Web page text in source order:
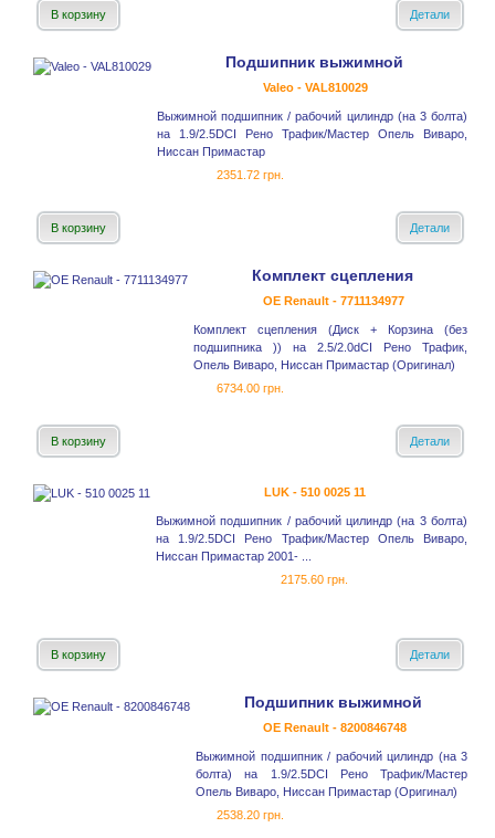
В корзину Детали
Подшипник выжимной
Valeo - VAL810029
Выжимной подшипник / рабочий цилиндр (на 3 болта)
на 1.9/2.5DCI Рено Трафик/Мастер Опель Виваро,
Ниссан Примастар
2351.72 грн.
В корзину Детали
Комплект сцепления
OE Renault - 7711134977
Комплект сцепления (Диск + Корзина (без
подшипника )) на 2.5/2.0dCI Рено Трафик,
Опель Виваро, Ниссан Примастар (Оригинал)
6734.00 грн.
В корзину Детали
LUK - 510 0025 11
Выжимной подшипник / рабочий цилиндр (на 3 болта)
на 1.9/2.5DCI Рено Трафик/Мастер Опель Виваро,
Ниссан Примастар 2001- ...
2175.60 грн.
В корзину Детали
Подшипник выжимной
OE Renault - 8200846748
Выжимной подшипник / рабочий цилиндр (на 3
болта) на 1.9/2.5DCI Рено Трафик/Мастер
Опель Виваро, Ниссан Примастар (Оригинал)
2538.20 грн.